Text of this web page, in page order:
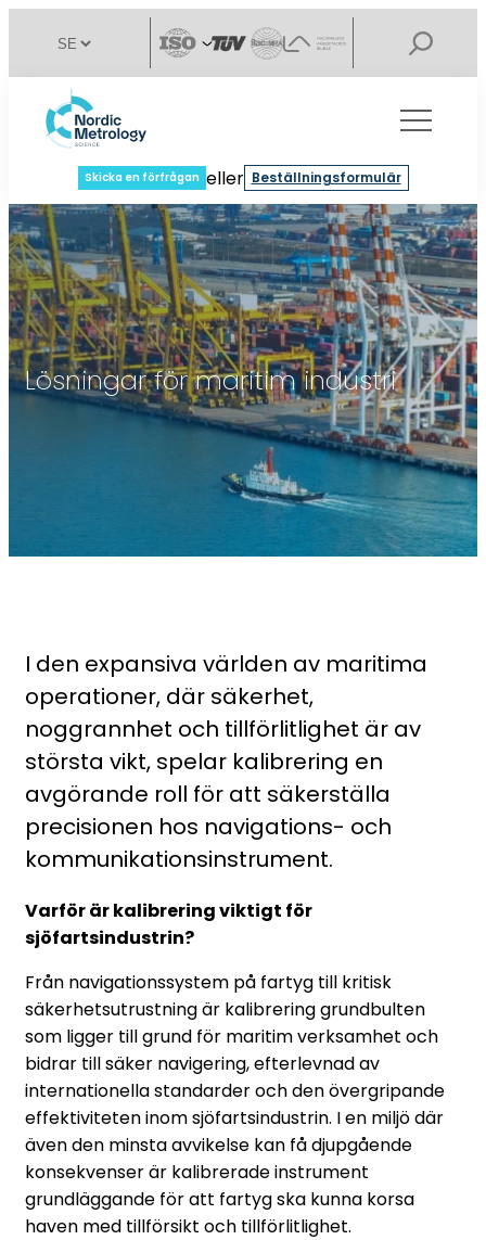
Skicka en förfrågan eller Beställningsformulär
Lösningar för maritim industri
I den expansiva världen av maritima
operationer, där säkerhet,
noggrannhet och tillförlitlighet är av
största vikt, spelar kalibrering en
avgörande roll för att säkerställa
precisionen hos navigations- och
kommunikationsinstrument.
Varför är kalibrering viktigt för
sjöfartsindustrin?
Från navigationssystem på fartyg till kritisk
säkerhetsutrustning är kalibrering grundbulten
som ligger till grund för maritim verksamhet och
bidrar till säker navigering, efterlevnad av
internationella standarder och den övergripande
effektiviteten inom sjöfartsindustrin. I en miljö där
även den minsta avvikelse kan få djupgående
konsekvenser är kalibrerade instrument
grundläggande för att fartyg ska kunna korsa
haven med tillförsikt och tillförlitlighet.